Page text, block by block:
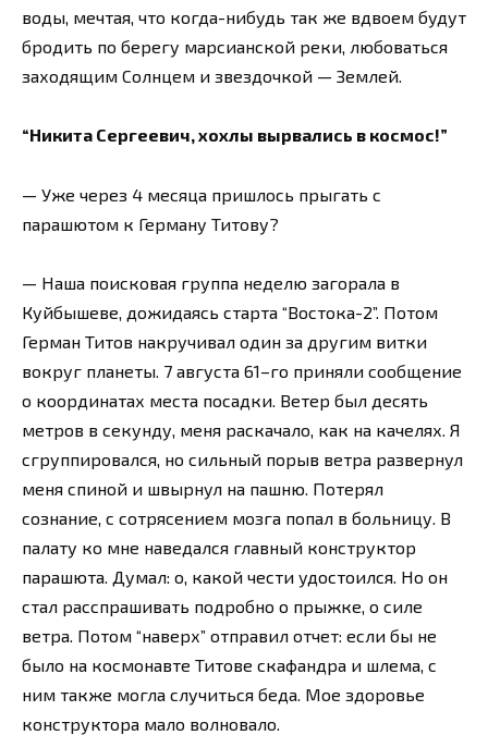
воды, мечтая, что когда-нибудь так же вдвоем будут
бродить по берегу марсианской реки, любоваться
заходящим Солнцем и звездочкой — Землей.
“Никита Сергеевич, хохлы вырвались в космос!”
— Уже через 4 месяца пришлось прыгать с
парашютом к Герману Титову?
— Наша поисковая группа неделю загорала в
Куйбышеве, дожидаясь старта “Востока-2”. Потом
Герман Титов накручивал один за другим витки
вокруг планеты. 7 августа 61–го приняли сообщение
о координатах места посадки. Ветер был десять
метров в секунду, меня раскачало, как на качелях. Я
сгруппировался, но сильный порыв ветра развернул
меня спиной и швырнул на пашню. Потерял
сознание, с сотрясением мозга попал в больницу. В
палату ко мне наведался главный конструктор
парашюта. Думал: о, какой чести удостоился. Но он
стал расспрашивать подробно о прыжке, о силе
ветра. Потом “наверх” отправил отчет: если бы не
было на космонавте Титове скафандра и шлема, с
ним также могла случиться беда. Мое здоровье
конструктора мало волновало.